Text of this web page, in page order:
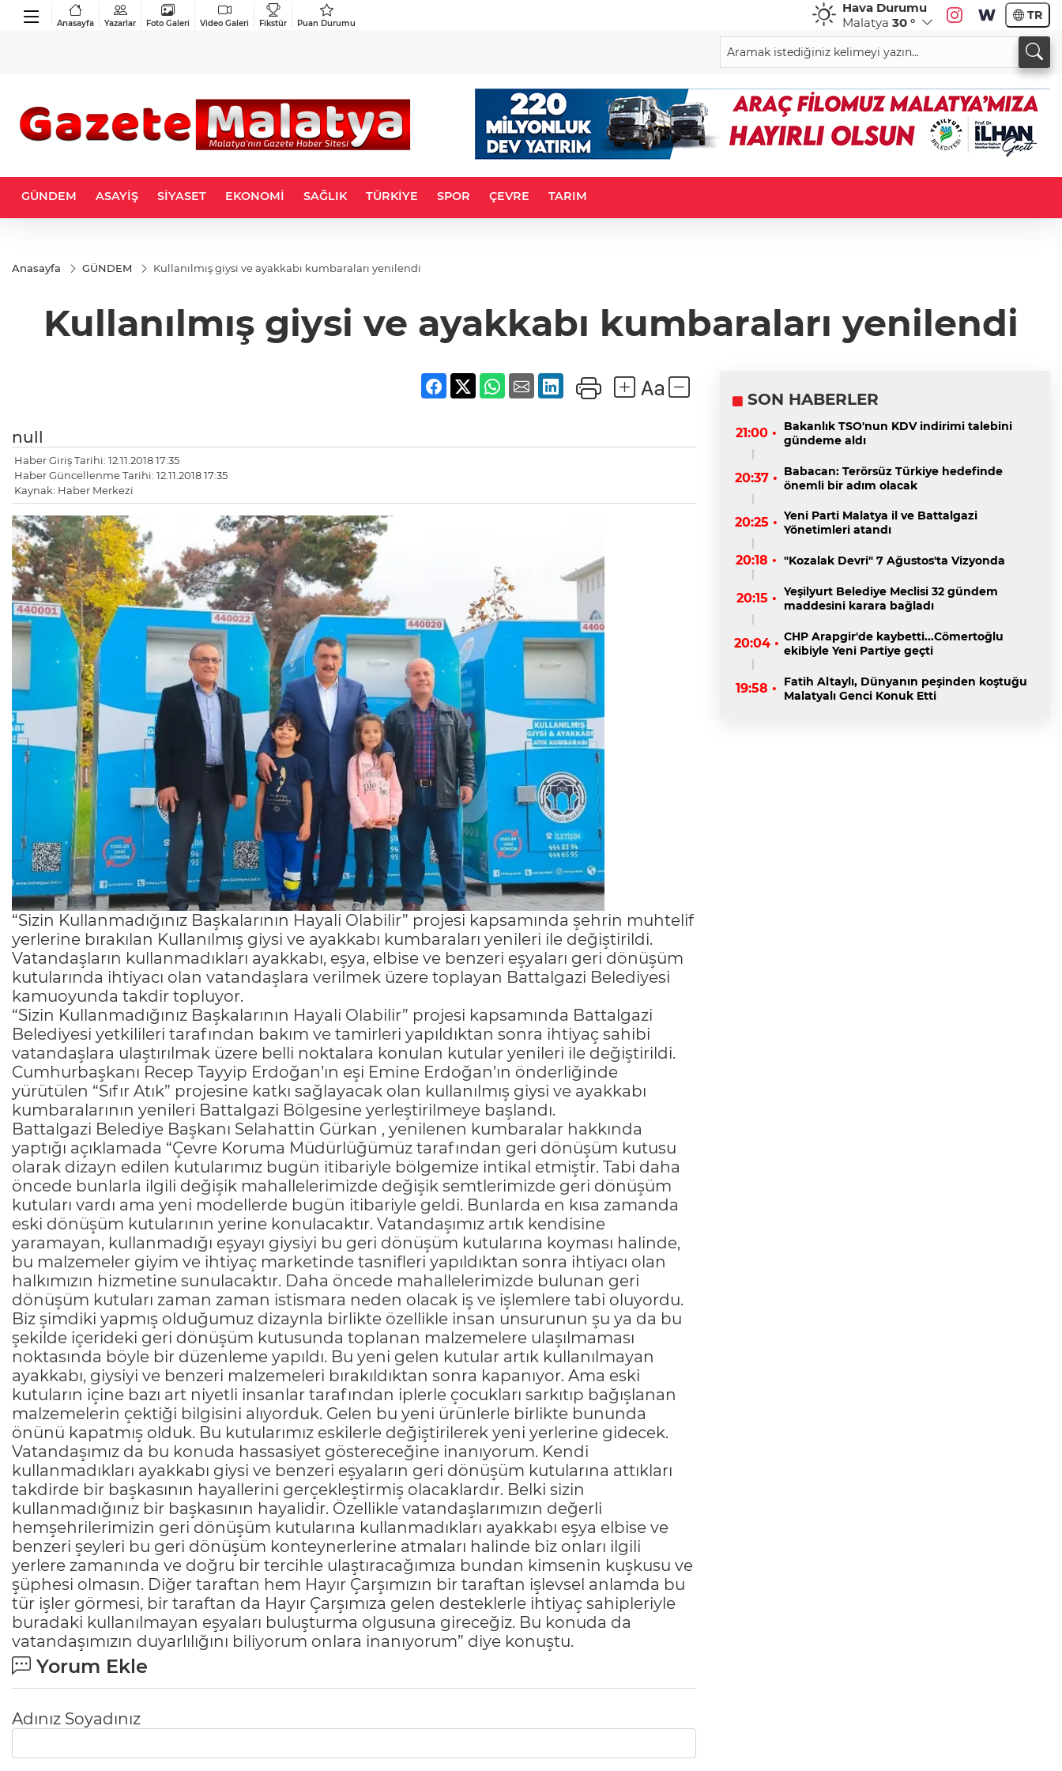
Anasayfa Yazarlar Foto Galeri Video Galeri Fikstür Puan Durumu
Hava Durumu
Malatya 30 ° TR
GÜNDEM ASAYİŞ SİYASET EKONOMİ SAĞLIK TÜRKİYE SPOR ÇEVRE TARIM
Anasayfa GÜNDEM Kullanılmış giysi ve ayakkabı kumbaraları yenilendi
Kullanılmış giysi ve ayakkabı kumbaraları yenilendi
null
Haber Giriş Tarihi: 12.11.2018 17:35
Haber Güncellenme Tarihi: 12.11.2018 17:35
Kaynak: Haber Merkezi
“Sizin Kullanmadığınız Başkalarının Hayali Olabilir” projesi kapsamında şehrin muhtelif
yerlerine bırakılan Kullanılmış giysi ve ayakkabı kumbaraları yenileri ile değiştirildi.
Vatandaşların kullanmadıkları ayakkabı, eşya, elbise ve benzeri eşyaları geri dönüşüm
kutularında ihtiyacı olan vatandaşlara verilmek üzere toplayan Battalgazi Belediyesi
kamuoyunda takdir topluyor.
“Sizin Kullanmadığınız Başkalarının Hayali Olabilir” projesi kapsamında Battalgazi
Belediyesi yetkilileri tarafından bakım ve tamirleri yapıldıktan sonra ihtiyaç sahibi
vatandaşlara ulaştırılmak üzere belli noktalara konulan kutular yenileri ile değiştirildi.
Cumhurbaşkanı Recep Tayyip Erdoğan’ın eşi Emine Erdoğan’ın önderliğinde
yürütülen “Sıfır Atık” projesine katkı sağlayacak olan kullanılmış giysi ve ayakkabı
kumbaralarının yenileri Battalgazi Bölgesine yerleştirilmeye başlandı.
Battalgazi Belediye Başkanı Selahattin Gürkan , yenilenen kumbaralar hakkında
yaptığı açıklamada “Çevre Koruma Müdürlüğümüz tarafından geri dönüşüm kutusu
olarak dizayn edilen kutularımız bugün itibariyle bölgemize intikal etmiştir. Tabi daha
öncede bunlarla ilgili değişik mahallelerimizde değişik semtlerimizde geri dönüşüm
kutuları vardı ama yeni modellerde bugün itibariyle geldi. Bunlarda en kısa zamanda
eski dönüşüm kutularının yerine konulacaktır. Vatandaşımız artık kendisine
yaramayan, kullanmadığı eşyayı giysiyi bu geri dönüşüm kutularına koyması halinde,
bu malzemeler giyim ve ihtiyaç marketinde tasnifleri yapıldıktan sonra ihtiyacı olan
halkımızın hizmetine sunulacaktır. Daha öncede mahallelerimizde bulunan geri
dönüşüm kutuları zaman zaman istismara neden olacak iş ve işlemlere tabi oluyordu.
Biz şimdiki yapmış olduğumuz dizaynla birlikte özellikle insan unsurunun şu ya da bu
şekilde içerideki geri dönüşüm kutusunda toplanan malzemelere ulaşılmaması
noktasında böyle bir düzenleme yapıldı. Bu yeni gelen kutular artık kullanılmayan
ayakkabı, giysiyi ve benzeri malzemeleri bırakıldıktan sonra kapanıyor. Ama eski
kutuların içine bazı art niyetli insanlar tarafından iplerle çocukları sarkıtıp bağışlanan
malzemelerin çektiği bilgisini alıyorduk. Gelen bu yeni ürünlerle birlikte bununda
önünü kapatmış olduk. Bu kutularımız eskilerle değiştirilerek yeni yerlerine gidecek.
Vatandaşımız da bu konuda hassasiyet göstereceğine inanıyorum. Kendi
kullanmadıkları ayakkabı giysi ve benzeri eşyaların geri dönüşüm kutularına attıkları
takdirde bir başkasının hayallerini gerçekleştirmiş olacaklardır. Belki sizin
kullanmadığınız bir başkasının hayalidir. Özellikle vatandaşlarımızın değerli
hemşehrilerimizin geri dönüşüm kutularına kullanmadıkları ayakkabı eşya elbise ve
benzeri şeyleri bu geri dönüşüm konteynerlerine atmaları halinde biz onları ilgili
yerlere zamanında ve doğru bir tercihle ulaştıracağımıza bundan kimsenin kuşkusu ve
şüphesi olmasın. Diğer taraftan hem Hayır Çarşımızın bir taraftan işlevsel anlamda bu
tür işler görmesi, bir taraftan da Hayır Çarşımıza gelen desteklerle ihtiyaç sahipleriyle
buradaki kullanılmayan eşyaları buluşturma olgusuna gireceğiz. Bu konuda da
vatandaşımızın duyarlılığını biliyorum onlara inanıyorum” diye konuştu.
Yorum Ekle
Adınız Soyadınız
SON HABERLER
21:00 •
Bakanlık TSO'nun KDV indirimi talebini
gündeme aldı
20:37 • Babacan: Terörsüz Türkiye hedefinde
önemli bir adım olacak
20:25 • Yeni Parti Malatya il ve Battalgazi
Yönetimleri atandı
20:18 • "Kozalak Devri" 7 Ağustos'ta Vizyonda
20:15 • Yeşilyurt Belediye Meclisi 32 gündem
maddesini karara bağladı
20:04 • CHP Arapgir'de kaybetti...Cömertoğlu
ekibiyle Yeni Partiye geçti
19:58 •
Fatih Altaylı, Dünyanın peşinden koştuğu
Malatyalı Genci Konuk Etti